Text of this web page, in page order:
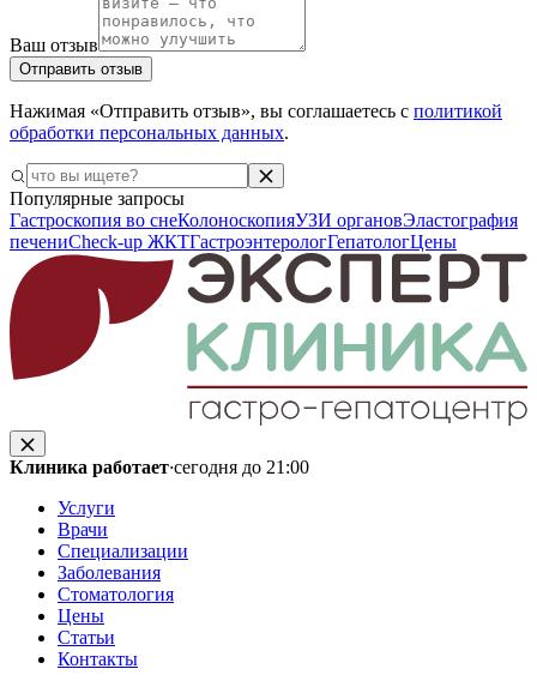
Ваш отзыв
Отправить отзыв
Нажимая «Отправить отзыв», вы соглашаетесь с политикой
обработки персональных данных.
Популярные запросы
Гастроскопия во снеКолоноскопияУЗИ органовЭластография
печениCheck-up ЖКТГастроэнтерологГепатологЦены
Клиника работает·сегодня до 21:00
Услуги
Врачи
Специализации
Заболевания
Стоматология
Цены
Статьи
Контакты